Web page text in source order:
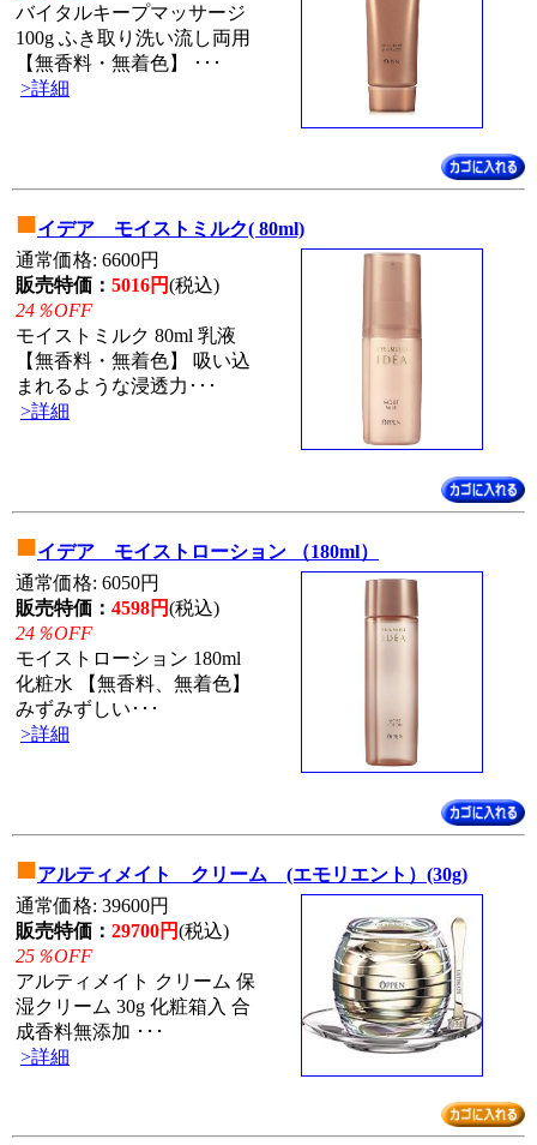
バイタルキープマッサージ
100g ふき取り洗い流し両用
【無香料・無着色】 ･･･
>詳細
■イデア モイストミルク( 80ml)
通常価格: 6600円
販売特価： 5016円(税込)
24％OFF
モイストミルク 80ml 乳液
【無香料・無着色】 吸い込
まれるような浸透力･･･
>詳細
■イデア モイストローション （180ml）
通常価格: 6050円
販売特価： 4598円(税込)
24％OFF
モイストローション 180ml
化粧水 【無香料、無着色】
みずみずしい･･･
>詳細
■アルティメイト クリーム (エモリエント）(30g)
通常価格: 39600円
販売特価： 29700円(税込)
25％OFF
アルティメイト クリーム 保
湿クリーム 30g 化粧箱入 合
成香料無添加 ･･･
>詳細